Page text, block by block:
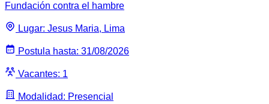
Fundación contra el hambre
Lugar: Jesus Maria, Lima
Postula hasta: 31/08/2026
Vacantes: 1
Modalidad: Presencial